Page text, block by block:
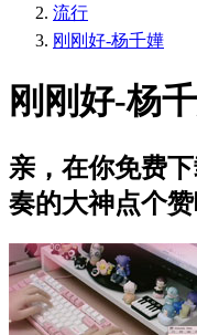
流行
刚刚好-杨千嬅
刚刚好-杨
亲，在你免费
奏的大神点个赞